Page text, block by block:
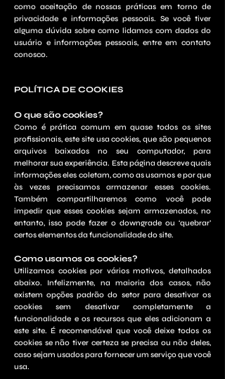
como aceitação de nossas práticas em torno de
privacidade e informações pessoais. Se você tiver
alguma dúvida sobre como lidamos com dados do
usuário e informações pessoais, entre em contato
conosco.
POLÍTICA DE COOKIES
O que são cookies?
Como é prática comum em quase todos os sites
profissionais, este site usa cookies, que são pequenos
arquivos baixados no seu computador, para
melhorar sua experiência. Esta página descreve quais
informações eles coletam, como as usamos e por que
às vezes precisamos armazenar esses cookies.
Também compartilharemos como você pode
impedir que esses cookies sejam armazenados, no
entanto, isso pode fazer o downgrade ou ‘quebrar’
certos elementos da funcionalidade do site.
Como usamos os cookies?
Utilizamos cookies por vários motivos, detalhados
abaixo. Infelizmente, na maioria dos casos, não
existem opções padrão do setor para desativar os
cookies sem desativar completamente a
funcionalidade e os recursos que eles adicionam a
este site. É recomendável que você deixe todos os
cookies se não tiver certeza se precisa ou não deles,
caso sejam usados ​​para fornecer um serviço que você
usa.